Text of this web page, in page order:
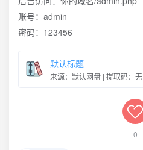
账号：admin
密码：123456
默认标题
来源：默认网盘 | 提取码：无
0